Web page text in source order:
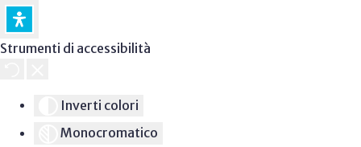
Strumenti di accessibilità
Inverti colori
Monocromatico